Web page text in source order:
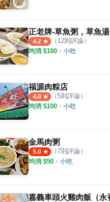
正老牌-草魚粥，草魚湯
4.2 （ 12則評論）
均消 $100 ・ 小吃
福源肉粽店
4.0 （5則評論）
均消 $100 ・ 小吃
金馬肉粥
5.0 （7則評論）
均消 $50 ・ 小吃